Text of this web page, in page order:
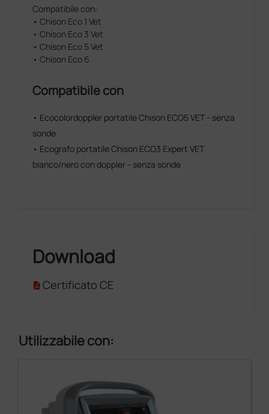
Compatibile con:
• Chison Eco 1 Vet
• Chison Eco 3 Vet
• Chison Eco 5 Vet
• Chison Eco 6
Compatibile con
• Ecocolordoppler portatile Chison ECO5 VET - senza
sonde
• Ecografo portatile Chison ECO3 Expert VET
bianco/nero con doppler - senza sonde
Download
Certificato CE
Utilizzabile con: